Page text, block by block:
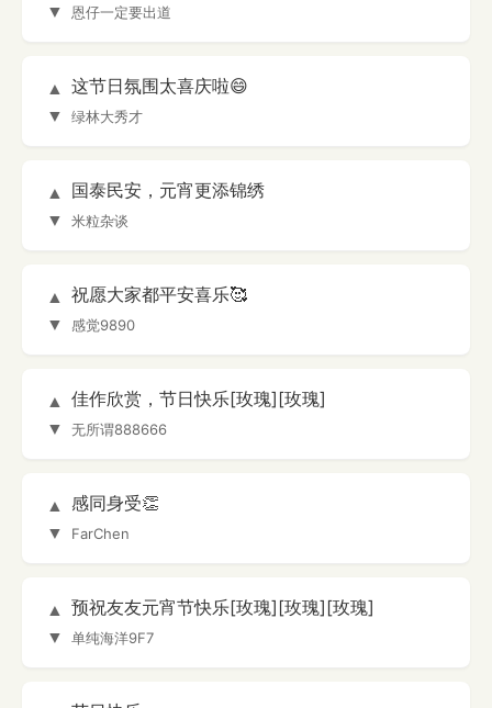
▼
恩仔一定要出道
▲
▼
这节日氛围太喜庆啦😄
绿林大秀才
▲
▼
国泰民安，元宵更添锦绣
米粒杂谈
▲
▼
祝愿大家都平安喜乐🥰
感觉9890
▲
▼
佳作欣赏，节日快乐[玫瑰][玫瑰]
无所谓888666
▲
▼
感同身受👏
FarChen
▲
▼
预祝友友元宵节快乐[玫瑰][玫瑰][玫瑰]
单纯海洋9F7